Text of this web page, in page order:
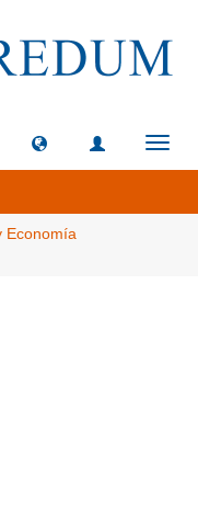
Economía